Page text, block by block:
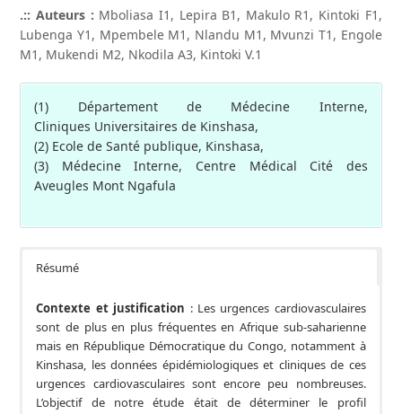
.:: Auteurs : Mboliasa I1, Lepira B1, Makulo R1, Kintoki F1,
Lubenga Y1, Mpembele M1, Nlandu M1, Mvunzi T1, Engole
M1, Mukendi M2, Nkodila A3, Kintoki V.1
(1) Département de Médecine Interne,
Cliniques Universitaires de Kinshasa,
(2) Ecole de Santé publique, Kinshasa,
(3) Médecine Interne, Centre Médical Cité des
Aveugles Mont Ngafula
Résumé
Contexte et justification : Les urgences cardiovasculaires
sont de plus en plus fréquentes en Afrique sub-saharienne
mais en République Démocratique du Congo, notamment à
Kinshasa, les données épidémiologiques et cliniques de ces
urgences cardiovasculaires sont encore peu nombreuses.
L’objectif de notre étude était de déterminer le profil